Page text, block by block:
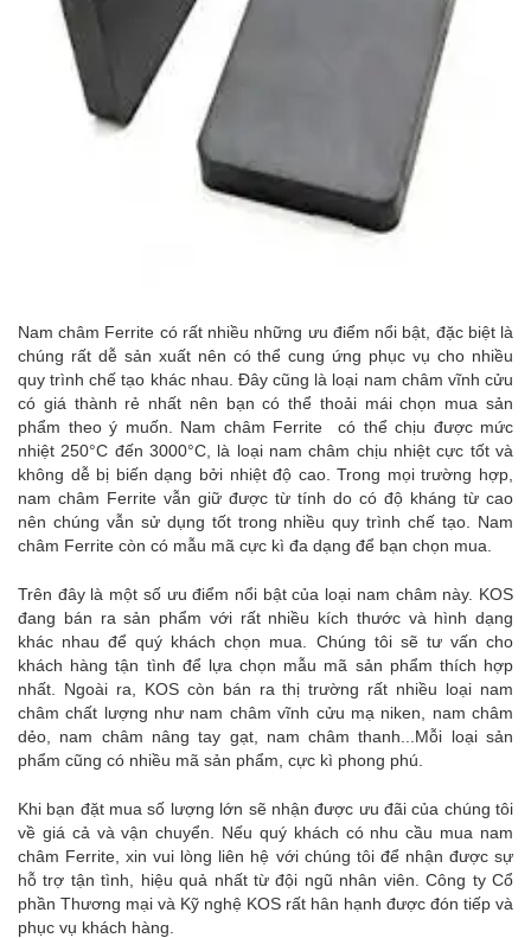
Nam châm Ferrite có rất nhiều những ưu điểm nổi bật, đặc biệt là
chúng rất dễ sản xuất nên có thể cung ứng phục vụ cho nhiều
quy trình chế tạo khác nhau. Đây cũng là loại nam châm vĩnh cửu
có giá thành rẻ nhất nên bạn có thể thoải mái chọn mua sản
phẩm theo ý muốn. Nam châm Ferrite có thể chịu được mức
nhiệt 250°C đến 3000°C, là loại nam châm chịu nhiệt cực tốt và
không dễ bị biến dạng bởi nhiệt độ cao. Trong mọi trường hợp,
nam châm Ferrite vẫn giữ được từ tính do có độ kháng từ cao
nên chúng vẫn sử dụng tốt trong nhiều quy trình chế tạo. Nam
châm Ferrite còn có mẫu mã cực kì đa dạng để bạn chọn mua.
Trên đây là một số ưu điểm nổi bật của loại nam châm này. KOS
đang bán ra sản phẩm với rất nhiều kích thước và hình dạng
khác nhau để quý khách chọn mua. Chúng tôi sẽ tư vấn cho
khách hàng tận tình để lựa chọn mẫu mã sản phẩm thích hợp
nhất. Ngoài ra, KOS còn bán ra thị trường rất nhiều loại nam
châm chất lượng như nam châm vĩnh cửu mạ niken, nam châm
dẻo, nam châm nâng tay gạt, nam châm thanh...Mỗi loại sản
phẩm cũng có nhiều mã sản phẩm, cực kì phong phú.
Khi bạn đặt mua số lượng lớn sẽ nhận được ưu đãi của chúng tôi
về giá cả và vận chuyển. Nếu quý khách có nhu cầu mua nam
châm Ferrite, xin vui lòng liên hệ với chúng tôi để nhận được sự
hỗ trợ tận tình, hiệu quả nhất từ đội ngũ nhân viên. Công ty Cổ
phần Thương mại và Kỹ nghệ KOS rất hân hạnh được đón tiếp và
phục vụ khách hàng.